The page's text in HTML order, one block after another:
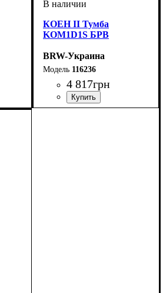
КОЕН II Тумба
KOM1D1S БРВ
BRW-Украина
116236
4 817грн
ширина, мм: 585
высота, мм: 935
глубина, мм: 350